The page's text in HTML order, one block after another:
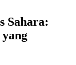
Sahara: